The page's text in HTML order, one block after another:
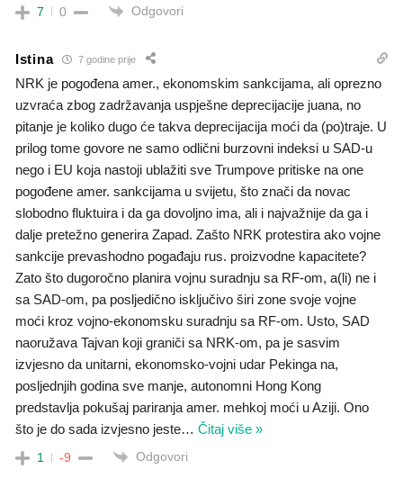
7 0 Odgovori
Istina 7 godine prije
NRK je pogođena amer., ekonomskim sankcijama, ali oprezno
uzvraća zbog zadržavanja uspješne deprecijacije juana, no
pitanje je koliko dugo će takva deprecijacija moći da (po)traje. U
prilog tome govore ne samo odlični burzovni indeksi u SAD-u
nego i EU koja nastoji ublažiti sve Trumpove pritiske na one
pogođene amer. sankcijama u svijetu, što znači da novac
slobodno fluktuira i da ga dovoljno ima, ali i najvažnije da ga i
dalje pretežno generira Zapad. Zašto NRK protestira ako vojne
sankcije prevashodno pogađaju rus. proizvodne kapacitete?
Zato što dugoročno planira vojnu suradnju sa RF-om, a(li) ne i
sa SAD-om, pa posljedično isključivo širi zone svoje vojne
moći kroz vojno-ekonomsku suradnju sa RF-om. Usto, SAD
naoružava Tajvan koji graniči sa NRK-om, pa je sasvim
izvjesno da unitarni, ekonomsko-vojni udar Pekinga na,
posljednjih godina sve manje, autonomni Hong Kong
predstavlja pokušaj pariranja amer. mehkoj moći u Aziji. Ono
što je do sada izvjesno jeste… Čitaj više »
1 -9 Odgovori